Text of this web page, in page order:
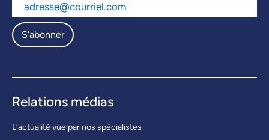
S'abonner
Relations médias
L’actualité vue par nos spécialistes